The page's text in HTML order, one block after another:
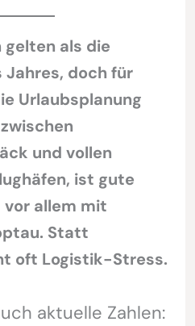
gelten als die
doch für
Urlaubsplanung
und vollen
ist gute
vor allem mit
Statt
oft Logistik-Stress.
aktuelle Zahlen: